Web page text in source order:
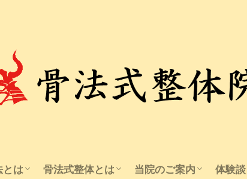
とは 骨法式整体とは 当院のご案内 体験談